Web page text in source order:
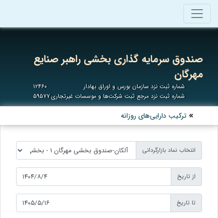
صندوق سرمایه گذاری بخشی راهبر صنایع
مهرگان
شماره ثبت نزد سازمان بورس و اوراق بهادار
۱۲۴۶۰
شماره ثبت نزد مرجع ثبت شرکت‌ها و موسسات غیرتجاری۵۹۵۷۷
ترکیب دارایی‌های روزانه
انتخاب نماد بازارگردانی
از تاریخ
تا تاریخ